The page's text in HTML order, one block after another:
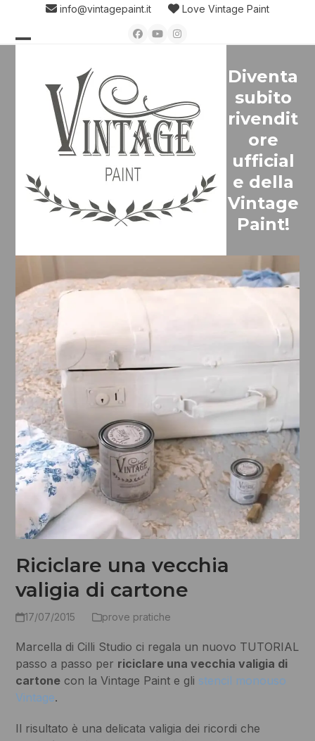
content
info@vintagepaint.it Love Vintage Paint
Facebook
YouTubeInstagram
menu
menu
Riciclare una vecchia
valigia di cartone
17/07/2015 prove pratiche
Marcella di Cilli Studio ci regala un nuovo TUTORIAL
passo a passo per riciclare una vecchia valigia di
cartone con la Vintage Paint e gli stencil monouso
Vintage.
Il risultato è una delicata valigia dei ricordi che
Diventa
subito
rivendit
ore
ufficial
e della
Vintage
Paint!